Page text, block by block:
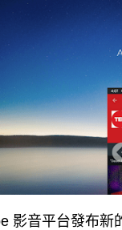
影音平台發布